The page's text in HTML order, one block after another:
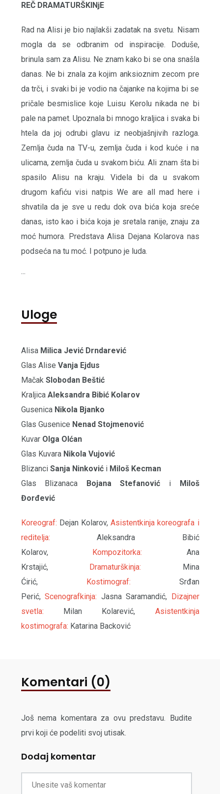
REČ DRAMATURŠKINjE
Rad na Alisi je bio najlakši zadatak na svetu. Nisam
mogla da se odbranim od inspiracije. Doduše,
brinula sam za Alisu. Ne znam kako bi se ona snašla
danas. Ne bi znala za kojim anksioznim zecom pre
da trči, i svaki bi je vodio na čajanke na kojima bi se
pričale besmislice koje Luisu Kerolu nikada ne bi
pale na pamet. Upoznala bi mnogo kraljica i svaka bi
htela da joj odrubi glavu iz neobjašnjivih razloga.
Zemlja čuda na TV-u, zemlja čuda i kod kuće i na
ulicama, zemlja čuda u svakom biću. Ali znam šta bi
spasilo Alisu na kraju. Videla bi da u svakom
drugom kafiću visi natpis We are all mad here i
shvatila da je sve u redu dok ova bića koja sreće
danas, isto kao i bića koja je sretala ranije, znaju za
moć humora. Predstava Alisa Dejana Kolarova nas
podseća na tu moć. I potpuno je luda.
...
Uloge
Alisa Milica Jević Drndarević
Glas Alise Vanja Ejdus
Mačak Slobodan Beštić
Kraljica Aleksandra Bibić Kolarov
Gusenica Nikola Bjanko
Glas Gusenice Nenad Stojmenović
Kuvar Olga Olćan
Glas Kuvara Nikola Vujović
Blizanci Sanja Ninkovići Miloš Kecman
Glas Blizanaca
Bojana Stefanović i
Miloš
Đorđević
Koreograf: Dejan Kolarov,Asistentkinja koreografa i
reditelja: Aleksandra Bibić
Kolarov,Kompozitorka: Ana
Krstajić,
Dramaturškinja: Mina
Ćirić,
Kostimograf: Srđan
Perić, Scenografkinja: Jasna Saramandić,
Dizajner
svetla: Milan Kolarević, Asistentkinja
kostimografa: Katarina Backović
Komentari (0)
Još nema komentara za ovu predstavu. Budite
prvi koji će podeliti svoj utisak.
Dodaj komentar